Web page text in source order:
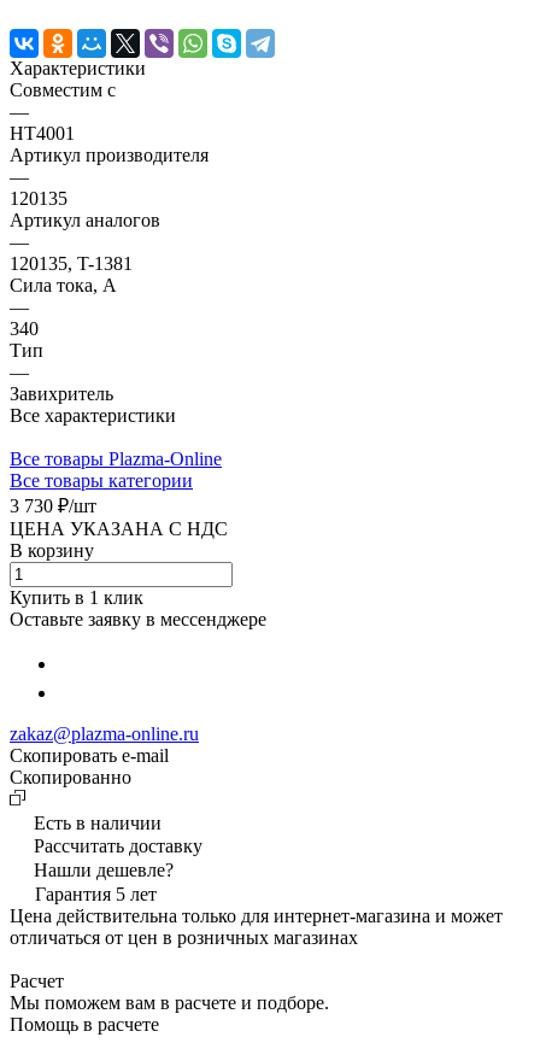
Характеристики
Совместим с
—
HT4001
Артикул производителя
—
120135
Артикул аналогов
—
120135, T-1381
Сила тока, А
—
340
Тип
—
Завихритель
Все характеристики
Все товары Plazma-Online
Все товары категории
3 730 ₽/шт
ЦЕНА УКАЗАНА С НДС
В корзину
Купить в 1 клик
Оставьте заявку в мессенджере
zakaz@plazma-online.ru
Скопировать e-mail
Cкопированно
Есть в наличии
Рассчитать доставку
Нашли дешевле?
Гарантия 5 лет
Цена действительна только для интернет-магазина и может
отличаться от цен в розничных магазинах
Расчет
Мы поможем вам в расчете и подборе.
Помощь в расчете